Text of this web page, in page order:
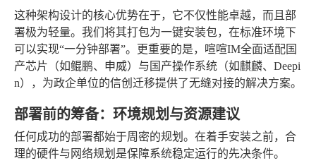
这种架构设计的核心优势在于，它不仅性能卓越，而且部
署极为轻量。我们将其打包为一键安装包，在标准环境下
可以实现“一分钟部署”。更重要的是，喧喧IM全面适配国
产芯片（如鲲鹏、申威）与国产操作系统（如麒麟、Deepi
n），为政企单位的信创迁移提供了无缝对接的解决方案。
部署前的筹备：环境规划与资源建议
任何成功的部署都始于周密的规划。在着手安装之前，合
理的硬件与网络规划是保障系统稳定运行的先决条件。